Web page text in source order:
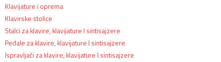
Klavijature i oprema
Klavirske stolice
Stalci za klavire, klavijature I sintisajzere
Pedale za klavire, klavijature I sintisajzere
Ispravljači za klavire, klavijature I sintisajzere